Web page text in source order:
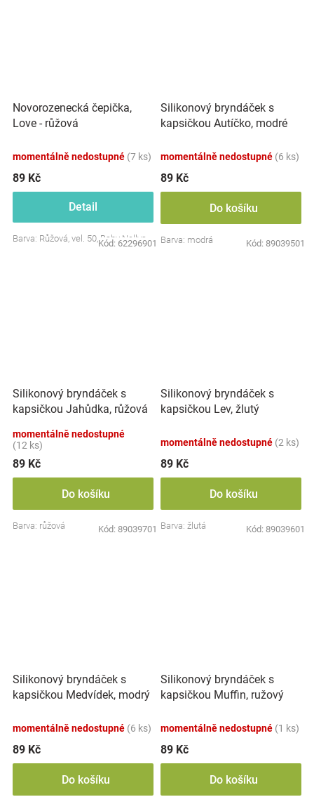
Novorozenecká čepička,
Love - růžová
momentálně nedostupné (7 ks)
89 Kč
Detail
Barva: Růžová, vel. 50, Baby Nellys
Kód: 62296901
Silikonový bryndáček s
kapsičkou Autíčko, modré
momentálně nedostupné (6 ks)
89 Kč
Do košíku
Barva: modrá Kód: 89039501
Silikonový bryndáček s
kapsičkou Jahůdka, růžová
momentálně nedostupné
(12 ks)
89 Kč
Do košíku
Barva: růžová Kód: 89039701
Silikonový bryndáček s
kapsičkou Lev, žlutý
momentálně nedostupné (2 ks)
89 Kč
Do košíku
Barva: žlutá Kód: 89039601
Silikonový bryndáček s
kapsičkou Medvídek, modrý
momentálně nedostupné (6 ks)
89 Kč
Do košíku
Silikonový bryndáček s
kapsičkou Muffin, ružový
momentálně nedostupné (1 ks)
89 Kč
Do košíku